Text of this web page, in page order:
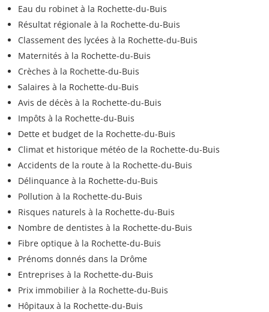
Eau du robinet à la Rochette-du-Buis
Résultat régionale à la Rochette-du-Buis
Classement des lycées à la Rochette-du-Buis
Maternités à la Rochette-du-Buis
Crèches à la Rochette-du-Buis
Salaires à la Rochette-du-Buis
Avis de décès à la Rochette-du-Buis
Impôts à la Rochette-du-Buis
Dette et budget de la Rochette-du-Buis
Climat et historique météo de la Rochette-du-Buis
Accidents de la route à la Rochette-du-Buis
Délinquance à la Rochette-du-Buis
Pollution à la Rochette-du-Buis
Risques naturels à la Rochette-du-Buis
Nombre de dentistes à la Rochette-du-Buis
Fibre optique à la Rochette-du-Buis
Prénoms donnés dans la Drôme
Entreprises à la Rochette-du-Buis
Prix immobilier à la Rochette-du-Buis
Hôpitaux à la Rochette-du-Buis